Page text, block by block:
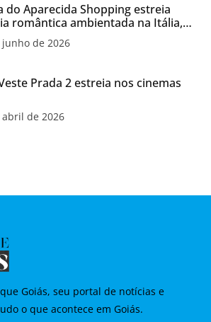
do Aparecida Shopping estreia
romântica ambientada na Itália,
promoção para o Dia dos
junho de 2026
Prada 2 estreia nos cinemas
abril de 2026
Goiás, seu portal de notícias e
o que acontece em Goiás.